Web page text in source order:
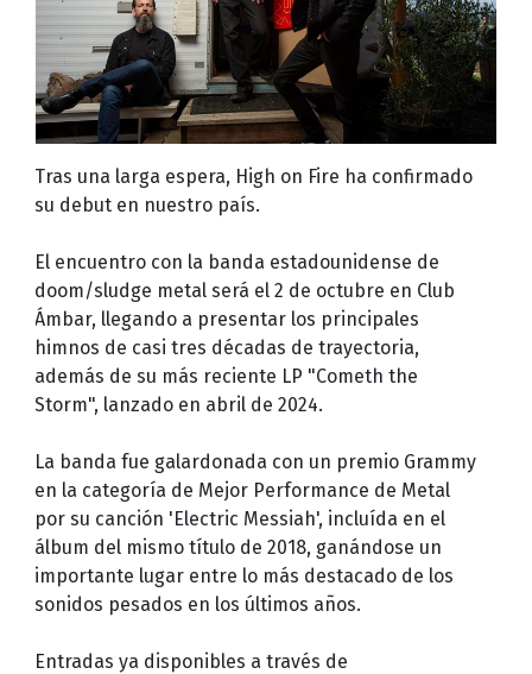
Tras una larga espera, High on Fire ha confirmado
su debut en nuestro país.
El encuentro con la banda estadounidense de
doom/sludge metal será el 2 de octubre en Club
Ámbar, llegando a presentar los principales
himnos de casi tres décadas de trayectoria,
además de su más reciente LP "Cometh the
Storm", lanzado en abril de 2024.
La banda fue galardonada con un premio Grammy
en la categoría de Mejor Performance de Metal
por su canción 'Electric Messiah', incluída en el
álbum del mismo título de 2018, ganándose un
importante lugar entre lo más destacado de los
sonidos pesados en los últimos años.
Entradas ya disponibles a través de